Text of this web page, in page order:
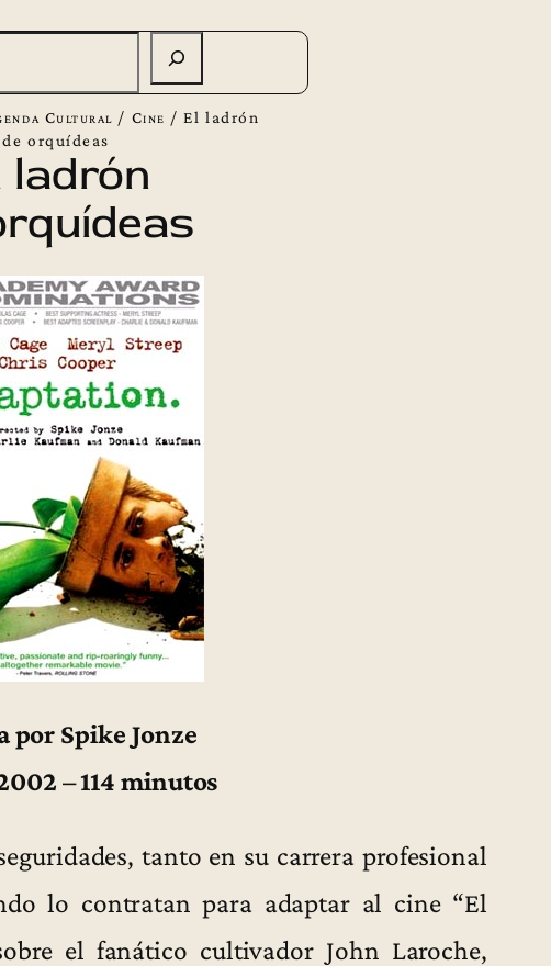
Cultural / Cine /El ladrón
de orquídeas
ladrón
por Spike Jonze
– 114 minutos
tanto en su carrera profesional
lo contratan para adaptar al cine “El
el fanático cultivador John Laroche,